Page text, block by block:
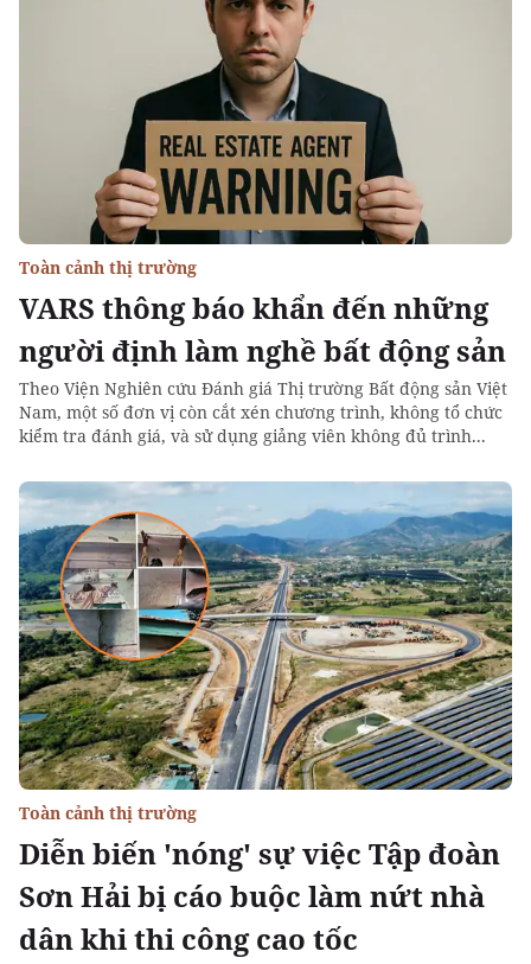
VARS thông báo khẩn đến những
người định làm nghề bất động sản
Toàn cảnh thị trường
Theo Viện Nghiên cứu Đánh giá Thị trường Bất động sản Việt
Nam, một số đơn vị còn cắt xén chương trình, không tổ chức
kiểm tra đánh giá, và sử dụng giảng viên không đủ trình...
Diễn biến 'nóng' sự việc Tập đoàn
Sơn Hải bị cáo buộc làm nứt nhà
dân khi thi công cao tốc
Toàn cảnh thị trường